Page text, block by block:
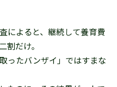
によると、継続して養育費
割だけ。
ったバンザイ」ではすまな